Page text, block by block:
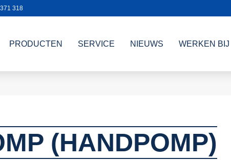
318
PRODUCTEN SERVICE NIEUWS WERKEN BIJ
(HANDPOMP)